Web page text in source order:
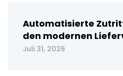
Automatisierte
den modernen
Juli 31, 2026